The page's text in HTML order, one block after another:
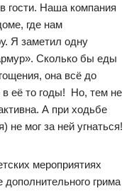
гости. Наша компания
где нам
Я заметил одну
Сколько бы еды
она всё до
её то годы! Но, тем не
А при ходьбе
не мог за ней угнаться!
мероприятиях
грима